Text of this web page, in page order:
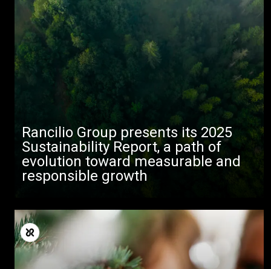
Rancilio Group presents its 2025
Sustainability Report, a path of
evolution toward measurable and
responsible growth
Alle